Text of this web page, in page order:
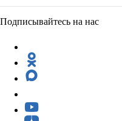
Подписывайтесь на нас